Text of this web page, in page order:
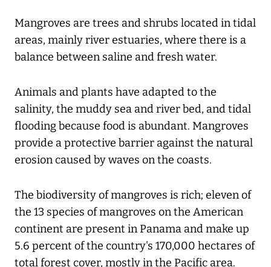
Mangroves are trees and shrubs located in tidal
areas, mainly river estuaries, where there is a
balance between saline and fresh water.
Animals and plants have adapted to the
salinity, the muddy sea and river bed, and tidal
flooding because food is abundant. Mangroves
provide a protective barrier against the natural
erosion caused by waves on the coasts.
The biodiversity of mangroves is rich; eleven of
the 13 species of mangroves on the American
continent are present in Panama and make up
5.6 percent of the country's 170,000 hectares of
total forest cover, mostly in the Pacific area.